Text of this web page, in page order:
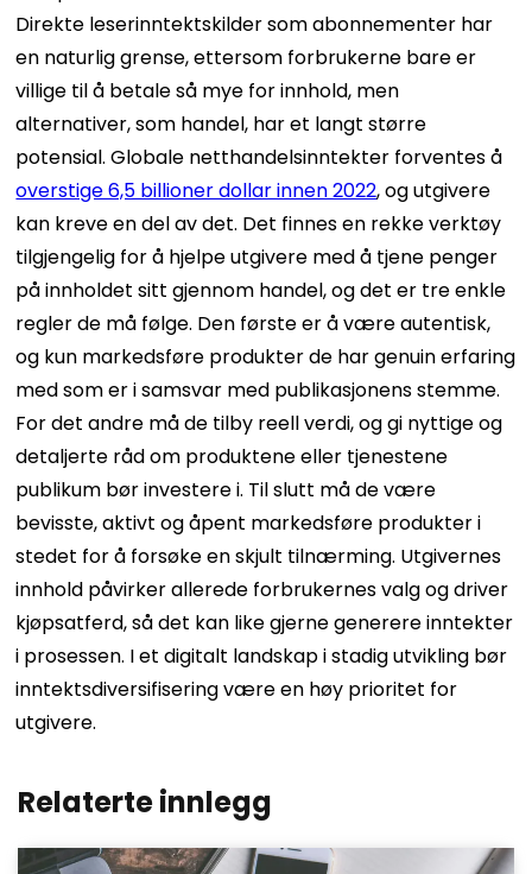
Direkte leserinntektskilder som abonnementer har
en naturlig grense, ettersom forbrukerne bare er
villige til å betale så mye for innhold, men
alternativer, som handel, har et langt større
potensial. Globale netthandelsinntekter forventes å
overstige 6,5 billioner dollar innen 2022, og utgivere
kan kreve en del av det. Det finnes en rekke verktøy
tilgjengelig for å hjelpe utgivere med å tjene penger
på innholdet sitt gjennom handel, og det er tre enkle
regler de må følge. Den første er å være autentisk,
og kun markedsføre produkter de har genuin erfaring
med som er i samsvar med publikasjonens stemme.
For det andre må de tilby reell verdi, og gi nyttige og
detaljerte råd om produktene eller tjenestene
publikum bør investere i. Til slutt må de være
bevisste, aktivt og åpent markedsføre produkter i
stedet for å forsøke en skjult tilnærming. Utgivernes
innhold påvirker allerede forbrukernes valg og driver
kjøpsatferd, så det kan like gjerne generere inntekter
i prosessen. I et digitalt landskap i stadig utvikling bør
inntektsdiversifisering være en høy prioritet for
utgivere.
Relaterte innlegg